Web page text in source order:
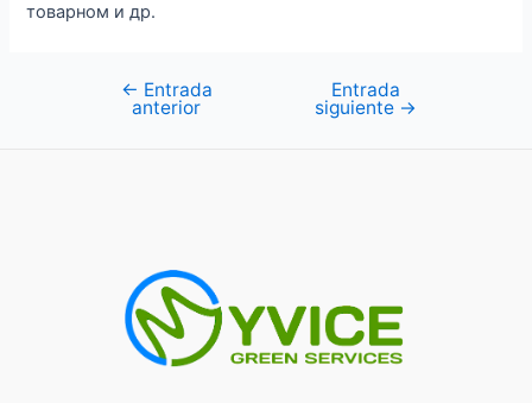
товарном и др.
Navegación
← Entrada
anterior
Entrada
siguiente →